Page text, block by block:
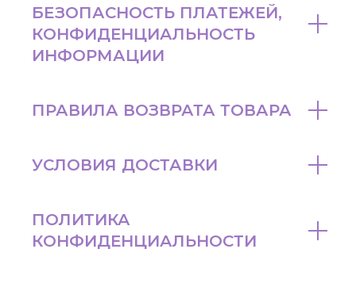
БЕЗОПАСНОСТЬ ПЛАТЕЖЕЙ,
КОНФИДЕНЦИАЛЬНОСТЬ
ИНФОРМАЦИИ
ПРАВИЛА ВОЗВРАТА ТОВАРА
УСЛОВИЯ ДОСТАВКИ
ПОЛИТИКА
КОНФИДЕНЦИАЛЬНОСТИ